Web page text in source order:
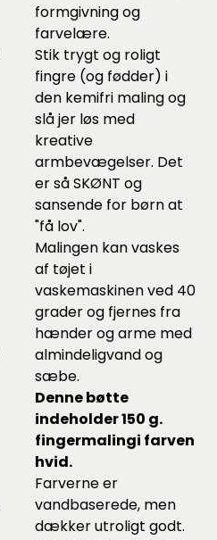
formgivning og
farvelære.
Stik trygt og roligt
fingre (og fødder) i
den kemifri maling og
slå jer løs med
kreative
armbevægelser. Det
er så SKØNT og
sansende for børn at
"få lov".
Malingen kan vaskes
af tøjet i
vaskemaskinen ved 40
grader og fjernes fra
hænder og arme med
almindeligvand og
sæbe.
Denne bøtte
indeholder 150 g.
fingermalingi farven
hvid.
Farverne er
vandbaserede, men
dækker utroligt godt.